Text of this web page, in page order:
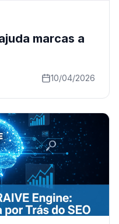
marcas a
10/04/2026